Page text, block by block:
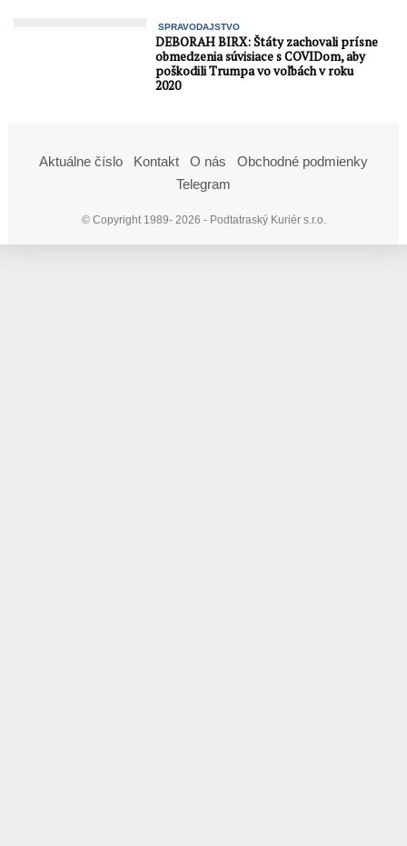
SPRAVODAJSTVO
DEBORAH BIRX: Štáty zachovali prísne
obmedzenia súvisiace s COVIDom, aby
poškodili Trumpa vo voľbách v roku
2020
Aktuálne číslo Kontakt O nás
Obchodné podmienky
Telegram
© Copyright 1989- 2026 - Podtatraský Kuriér s.r.o.